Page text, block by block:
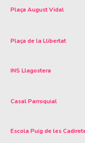
Plaça August Vidal
Plaça de la Llibertat
INS Llagostera
Casal Parroquial
Escola Puig de les